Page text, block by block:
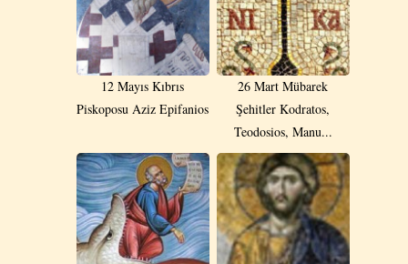
12 Mayıs Kıbrıs
Piskoposu Aziz Epifanios
26 Mart Mübarek
Şehitler Kodratos,
Teodosios, Manu...